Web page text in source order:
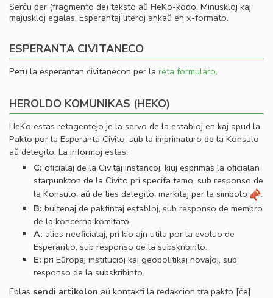
Serĉu per (fragmento de) teksto aŭ HeKo-kodo. Minuskloj kaj
majuskloj egalas. Esperantaj literoj ankaŭ en x-formato.
ESPERANTA CIVITANECO
Petu la esperantan civitanecon per la reta formularo.
HEROLDO KOMUNIKAS (HEKO)
HeKo estas retagentejo je la servo de la establoj en kaj apud la
Pakto por la Esperanta Civito, sub la imprimaturo de la Konsulo
aŭ delegito. La informoj estas:
C: oﬁcialaj de la Civitaj instancoj, kiuj esprimas la oﬁcialan
starpunkton de la Civito pri specifa temo, sub responso de
la Konsulo, aŭ de ties delegito, markitaj per la simbolo
.
B: bultenaj de paktintaj establoj, sub responso de membro
de la koncerna komitato.
A: alies neoﬁcialaj, pri kio ajn utila por la evoluo de
Esperantio, sub responso de la subskribinto.
E: pri Eŭropaj institucioj kaj geopolitikaj novaĵoj, sub
responso de la subskribinto.
Eblas sendi artikolon aŭ kontakti la redakcion tra pakto [ĉe]